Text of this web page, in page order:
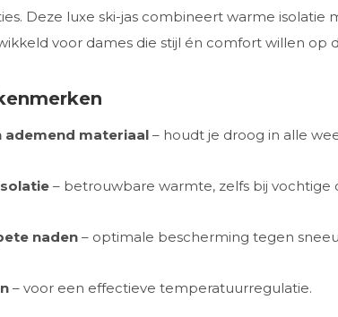
Deze luxe ski-jas combineert warme
voor dames die stijl én comfort willen op
ademend materiaal – houdt je droog in alle
– betrouwbare warmte, zelfs bij vochtige
naden – optimale bescherming tegen
– voor een effectieve temperatuurregulatie.